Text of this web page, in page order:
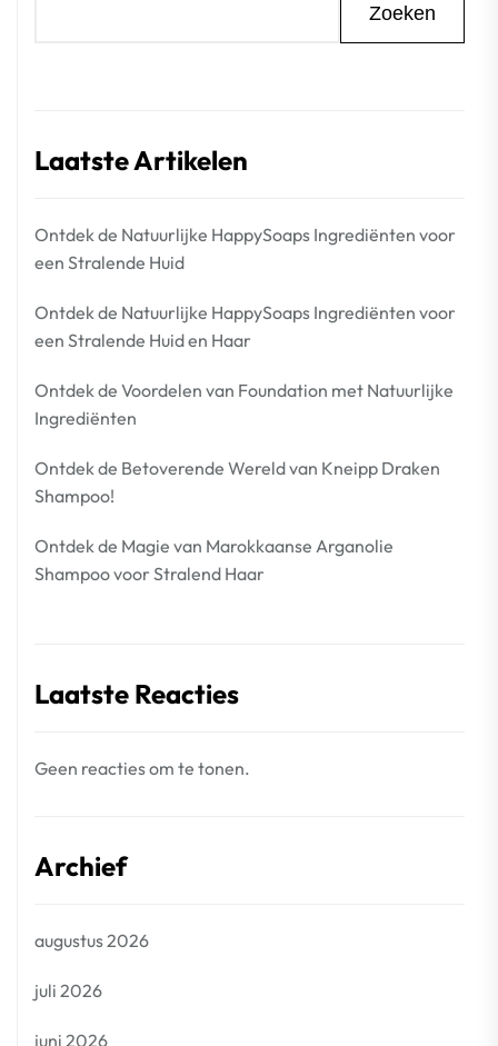
Zoeken
Laatste Artikelen
Ontdek de Natuurlijke HappySoaps Ingrediënten voor
een Stralende Huid
Ontdek de Natuurlijke HappySoaps Ingrediënten voor
een Stralende Huid en Haar
Ontdek de Voordelen van Foundation met Natuurlijke
Ingrediënten
Ontdek de Betoverende Wereld van Kneipp Draken
Shampoo!
Ontdek de Magie van Marokkaanse Arganolie
Shampoo voor Stralend Haar
Laatste Reacties
Geen reacties om te tonen.
Archief
augustus 2026
juli 2026
juni 2026